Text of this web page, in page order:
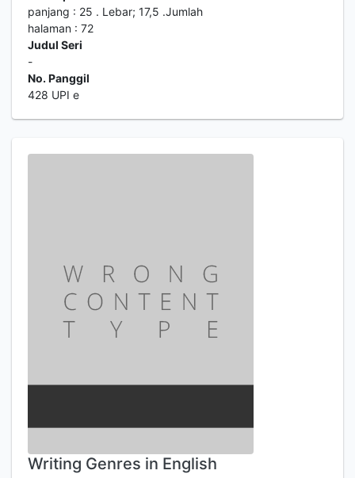
panjang : 25 . Lebar; 17,5 .Jumlah
halaman : 72
Judul Seri
-
No. Panggil
428 UPI e
Writing Genres in English